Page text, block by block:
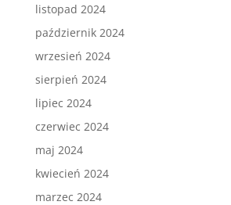
listopad 2024
październik 2024
wrzesień 2024
sierpień 2024
lipiec 2024
czerwiec 2024
maj 2024
kwiecień 2024
marzec 2024